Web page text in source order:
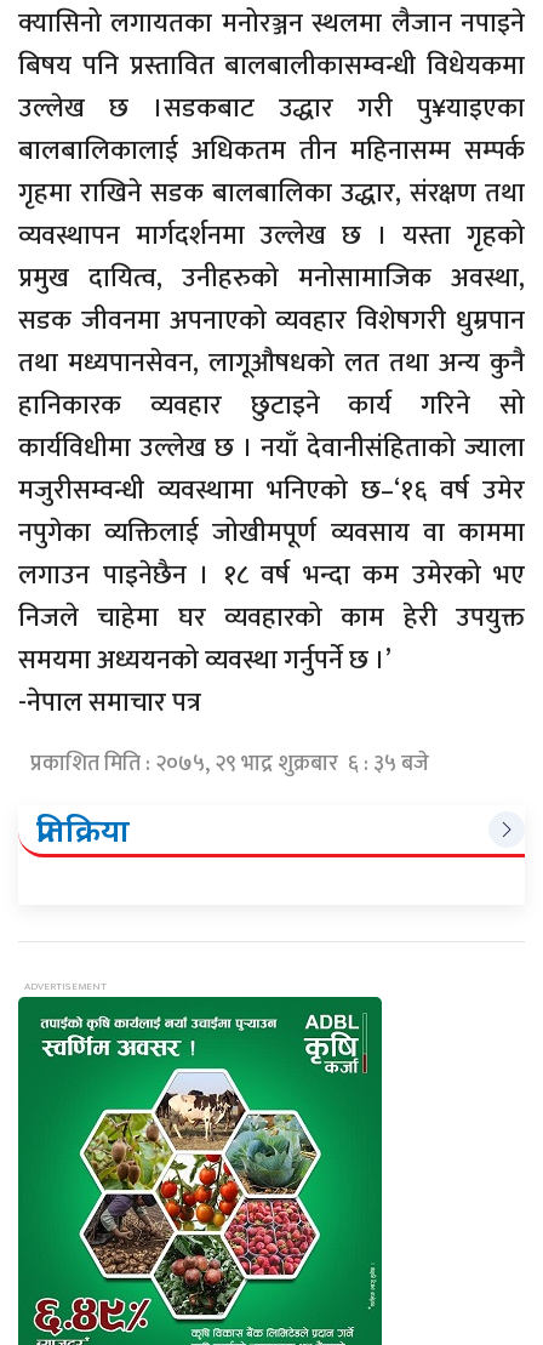
क्यासिनो लगायतका मनोरञ्जन स्थलमा लैजान नपाइने
बिषय पनि प्रस्तावित बालबालीकासम्वन्धी विधेयकमा
उल्लेख छ ।सडकबाट उद्धार गरी पु¥याइएका
बालबालिकालाई अधिकतम तीन महिनासम्म सम्पर्क
गृहमा राखिने सडक बालबालिका उद्धार, संरक्षण तथा
व्यवस्थापन मार्गदर्शनमा उल्लेख छ । यस्ता गृहको
प्रमुख दायित्व, उनीहरुको मनोसामाजिक अवस्था,
सडक जीवनमा अपनाएको व्यवहार विशेषगरी धुम्रपान
तथा मध्यपानसेवन, लागूऔषधको लत तथा अन्य कुनै
हानिकारक व्यवहार छुटाइने कार्य गरिने सो
कार्यविधीमा उल्लेख छ । नयाँ देवानीसंहिताको ज्याला
मजुरीसम्वन्धी व्यवस्थामा भनिएको छ–‘१६ वर्ष उमेर
नपुगेका व्यक्तिलाई जोखीमपूर्ण व्यवसाय वा काममा
लगाउन पाइनेछैन । १८ वर्ष भन्दा कम उमेरको भए
निजले चाहेमा घर व्यवहारको काम हेरी उपयुक्त
समयमा अध्ययनको व्यवस्था गर्नुपर्ने छ ।’
-नेपाल समाचार पत्र
प्रकाशित मिति : २०७५, २९ भाद्र शुक्रबार ६ : ३५ बजे
प्रतिक्रिया